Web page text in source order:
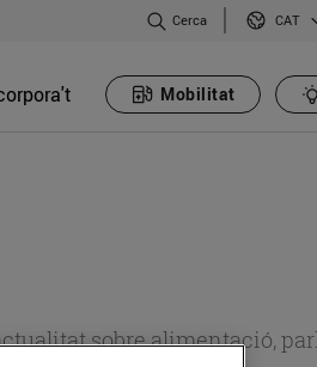
Cerca CAT
Mobilitat
sobre alimentació,